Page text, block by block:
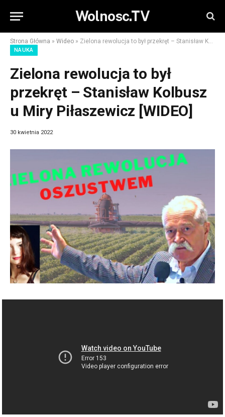
Wolnosc.TV
Strona Główna » Wideo » Zielona rewolucja to był przekręt – Stanisław Kolbusz u Miry Piłaszewicz [WIDEO]
NAUKA
Zielona rewolucja to był
przekręt – Stanisław Kolbusz
u Miry Piłaszewicz [WIDEO]
30 kwietnia 2022